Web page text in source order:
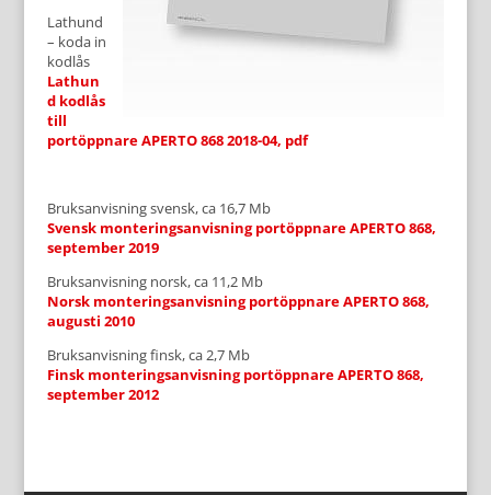
Lathund
– koda in
kodlås
Lathun
d kodlås
till
portöppnare APERTO 868 2018-04, pdf
Bruksanvisning svensk, ca 16,7 Mb
Svensk monteringsanvisning portöppnare APERTO 868,
september 2019
Bruksanvisning norsk, ca 11,2 Mb
Norsk monteringsanvisning portöppnare APERTO 868,
augusti 2010
Bruksanvisning finsk, ca 2,7 Mb
Finsk monteringsanvisning portöppnare APERTO 868,
september 2012